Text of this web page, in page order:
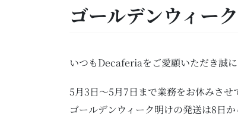
ゴールデンウィー
いつもDecaferiaをご愛顧いただき誠に
5月3日〜5月7日まで業務をお休みさせ
ゴールデンウィーク明けの発送は8日か